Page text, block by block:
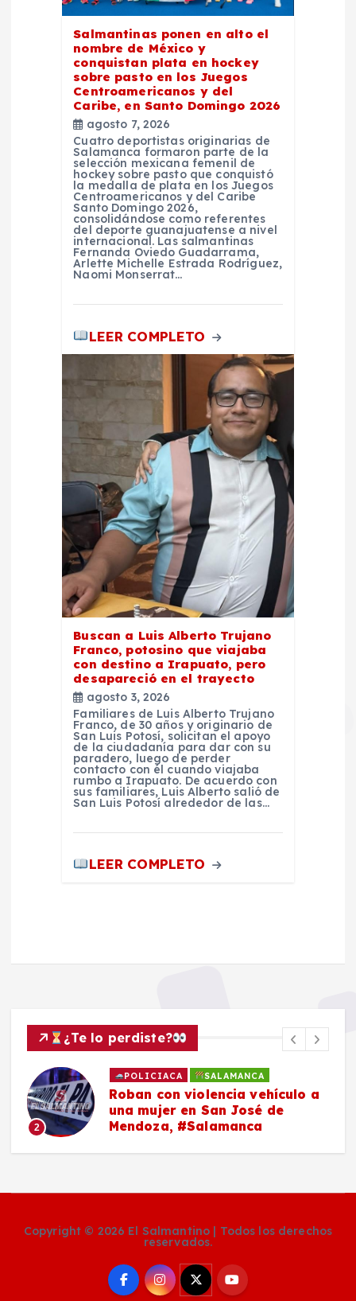
Salmantinas ponen en alto el
nombre de México y
conquistan plata en hockey
sobre pasto en los Juegos
Centroamericanos y del
Caribe, en Santo Domingo 2026
agosto 7, 2026
Cuatro deportistas originarias de
Salamanca formaron parte de la
selección mexicana femenil de
hockey sobre pasto que conquistó
la medalla de plata en los Juegos
Centroamericanos y del Caribe
Santo Domingo 2026,
consolidándose como referentes
del deporte guanajuatense a nivel
internacional. Las salmantinas
Fernanda Oviedo Guadarrama,
Arlette Michelle Estrada Rodríguez,
Naomi Monserrat…
LEER COMPLETO
Buscan a Luis Alberto Trujano
Franco, potosino que viajaba
con destino a Irapuato, pero
desapareció en el trayecto
agosto 3, 2026
Familiares de Luis Alberto Trujano
Franco, de 30 años y originario de
San Luis Potosí, solicitan el apoyo
de la ciudadanía para dar con su
paradero, luego de perder
contacto con él cuando viajaba
rumbo a Irapuato. De acuerdo con
sus familiares, Luis Alberto salió de
San Luis Potosí alrededor de las…
LEER COMPLETO
¿Te lo perdiste?
2
POLICIACA SALAMANCA
Roban con violencia vehículo a
una mujer en San José de
Mendoza, #Salamanca
Copyright © 2026 El Salmantino | Todos los derechos
reservados.